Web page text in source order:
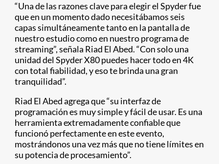
“Una de las razones clave para elegir el Spyder fue
que en un momento dado necesitábamos seis
capas simultáneamente tanto en la pantalla de
nuestro estudio como en nuestro programa de
streaming”, señala Riad El Abed. “Con solo una
unidad del Spyder X80 puedes hacer todo en 4K
con total fiabilidad, y eso te brinda una gran
tranquilidad”.
Riad El Abed agrega que “su interfaz de
programación es muy simple y fácil de usar. Es una
herramienta extremadamente confiable que
funcionó perfectamente en este evento,
mostrándonos una vez más que no tiene límites en
su potencia de procesamiento”.